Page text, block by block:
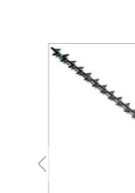
Previous